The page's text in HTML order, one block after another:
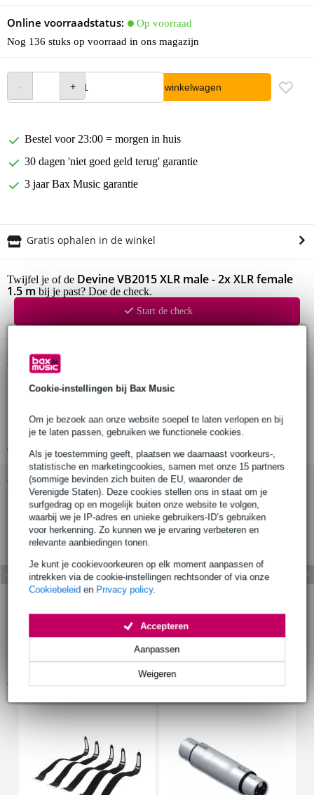
Cookie-instellingen bij Bax Music
Om je bezoek aan onze website soepel te laten verlopen en bij
je te laten passen, gebruiken we functionele cookies.
Als je toestemming geeft, plaatsen we daarnaast voorkeurs-,
statistische en marketingcookies, samen met onze 15 partners
(sommige bevinden zich buiten de EU, waaronder de
Verenigde Staten). Deze cookies stellen ons in staat om je
surfgedrag op en mogelijk buiten onze website te volgen,
waarbij we je IP-adres en unieke gebruikers-ID’s gebruiken
voor herkenning. Zo kunnen we je ervaring verbeteren en
relevante aanbiedingen tonen.
Je kunt je cookievoorkeuren op elk moment aanpassen of
intrekken via de cookie-instellingen rechtsonder of via onze
Cookiebeleid en Privacy policy.
Weigeren
Aanpassen
Accepteren
Online voorraadstatus:
Op voorraad
Nog 136 stuks op voorraad in ons magazijn
In winkelwagen
Bestel voor 23:00 = morgen in huis
30 dagen 'niet goed geld terug' garantie
3 jaar Bax Music garantie
Gratis ophalen in de winkel
Twijfel je of de Devine VB2015 XLR male - 2x XLR female
1.5 m bij je past? Doe de check.
Start de check
Productinformatie
Devine verloopkabel
aansluitingen: XLR male – 2x XLR female
Bekijk ook eens (1)